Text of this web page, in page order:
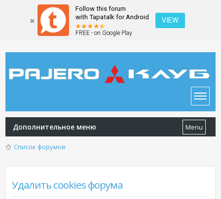
Follow this forum
with Tapatalk for Android
FREE - on Google Play
VIEW
Дополнительное меню Menu
Список форумов
Удалить cookies форума